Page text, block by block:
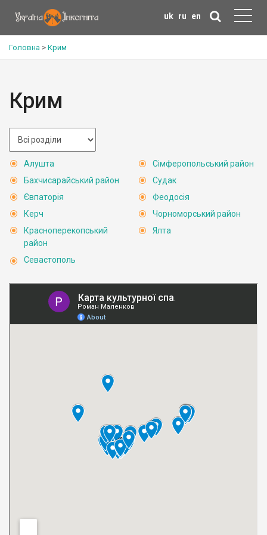
uk ru en
Головна > Крим
Крим
Алушта
Бахчисарайський район
Євпаторія
Керч
Красноперекопський
район
Севастополь
Сімферопольський район
Судак
Феодосія
Чорноморський район
Ялта